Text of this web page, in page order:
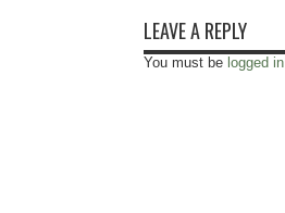
LEAVE A REPLY
You must be logged in